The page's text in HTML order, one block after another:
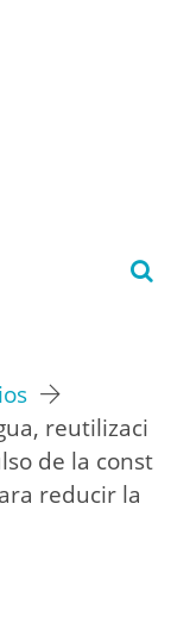
reutilizaci
de la const
reducir la